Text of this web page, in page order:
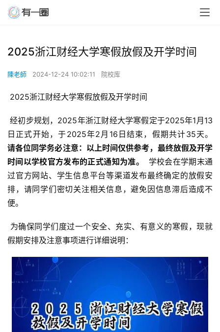
2025浙江财经大学寒假放假及开学时间
陳老師 2024-12-24 10:02:11 院校库
2025浙江财经大学寒假放假及开学时间
经初步规划，2025年浙江财经大学寒假定于2025年1月13
请各位同学务必注意：以上时间仅供参考，最终放假及开学
时间以学校官方发布的正式通知为准。
学校会在学期末通
过官方网站、学生信息平台等渠道发布最终确定的放假安
排，请同学们密切关注相关信息，避免因信息滞后造成不
便。
假期安排及注意事项进行详细说明：